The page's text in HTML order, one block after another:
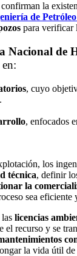
la
de
para verificar
Nacional de
, cuyo
, enfocados
los
técnica, definir
la
sea eficiente
licencias
el recurso y se
la vida útil de